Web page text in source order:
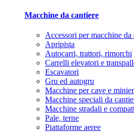
Macchine da cantiere
Accessori per macchine da
Apripista
Autocarri, trattori, rimorchi
Carrelli elevatori e
Escavatori
Gru ed autogru
Macchine per cave e
Macchine speciali da
Macchine stradali e
Pale, terne
Piattaforme aeree